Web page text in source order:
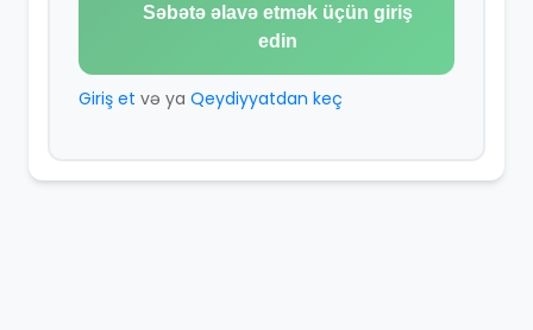
Səbətə əlavə etmək üçün giriş
edin
Giriş et və ya Qeydiyyatdan keç